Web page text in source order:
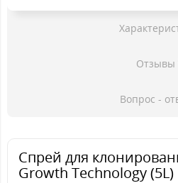
Отзывы
Вопрос -
Спрей для
Growth Technology (5L)